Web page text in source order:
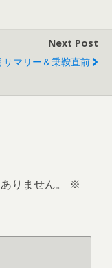
Next Post
サマリー＆乗鞍直前
りません。
※